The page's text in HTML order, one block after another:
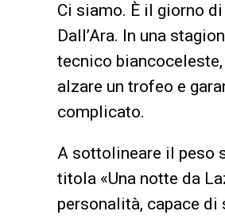
Ci siamo. È il giorno di
Dall’Ara. In una
tecnico
alzare un trofeo e
complicato.
A sottolineare il peso
titola «Una notte da
personalità, capace